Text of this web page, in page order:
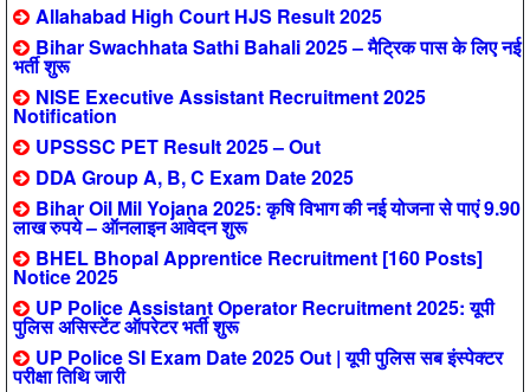
Allahabad High Court HJS Result 2025
Bihar Swachhata Sathi Bahali 2025 – मैट्रिक पास के लिए नई
भर्ती शुरू
NISE Executive Assistant Recruitment 2025
Notification
UPSSSC PET Result 2025 – Out
DDA Group A, B, C Exam Date 2025
Bihar Oil Mil Yojana 2025: कृषि विभाग की नई योजना से पाएं 9.90
लाख रुपये – ऑनलाइन आवेदन शुरू
BHEL Bhopal Apprentice Recruitment [160 Posts]
Notice 2025
UP Police Assistant Operator Recruitment 2025: यूपी
पुलिस असिस्टेंट ऑपरेटर भर्ती शुरू
UP Police SI Exam Date 2025 Out | यूपी पुलिस सब इंस्पेक्टर
परीक्षा तिथि जारी